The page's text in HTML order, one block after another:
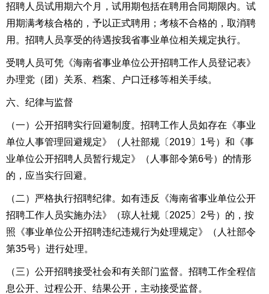
招聘人员试用期六个月，试用期包括在聘用合同期限内。试
用期满考核合格的，予以正式聘用；考核不合格的，取消聘
用。招聘人员享受的待遇按我省事业单位相关规定执行。
受聘人员可凭《海南省事业单位公开招聘工作人员登记表》
办理党（团）关系、档案、户口迁移等相关手续。
六、 纪律与监督
（一） 公开招聘实行回避制度。招聘工作人员如存在《事业
单位人事管理回避规定》（人社部规〔2019〕 1号）和《事
业单位公开招聘人员暂行规定》（人事部令第6号）的情形
的，应当实行回避。
（ 二 ） 严格执行招聘纪律。 如有违反
《海南省事业单位公开
招聘工作人员实施办法》（琼人社规 〔2025〕 2号） 的，按
照《事业单位公开招聘违纪违规行为处理规定》（人社部令
第35号）进行处理。
（三） 公开招聘接受社会和有关部门监督。 招聘工作全程信
息公开、过程公开、结果公开，主动接受监督。